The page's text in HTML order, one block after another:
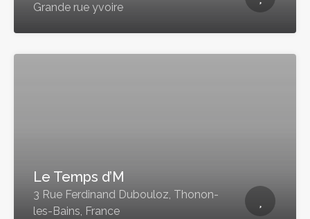
Grande rue yvoire
Le Temps d’M
3 Rue Ferdinand Dubouloz, Thonon-
les-Bains, France